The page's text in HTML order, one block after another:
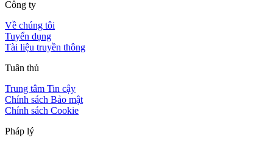
Công ty
Về chúng tôi
Tuyển dụng
Tài liệu truyền thông
Tuân thủ
Trung tâm Tin cậy
Chính sách Bảo mật
Chính sách Cookie
Pháp lý